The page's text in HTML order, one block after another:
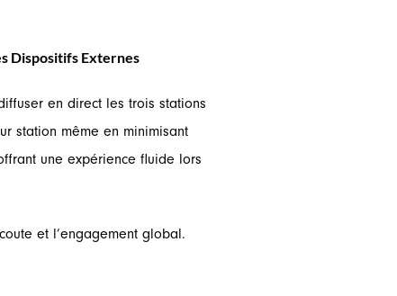
Dispositifs Externes
en direct les trois stations
station même en minimisant
une expérience fluide lors
et l’engagement global.